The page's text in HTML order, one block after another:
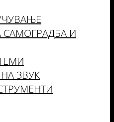
И
ЗВУК